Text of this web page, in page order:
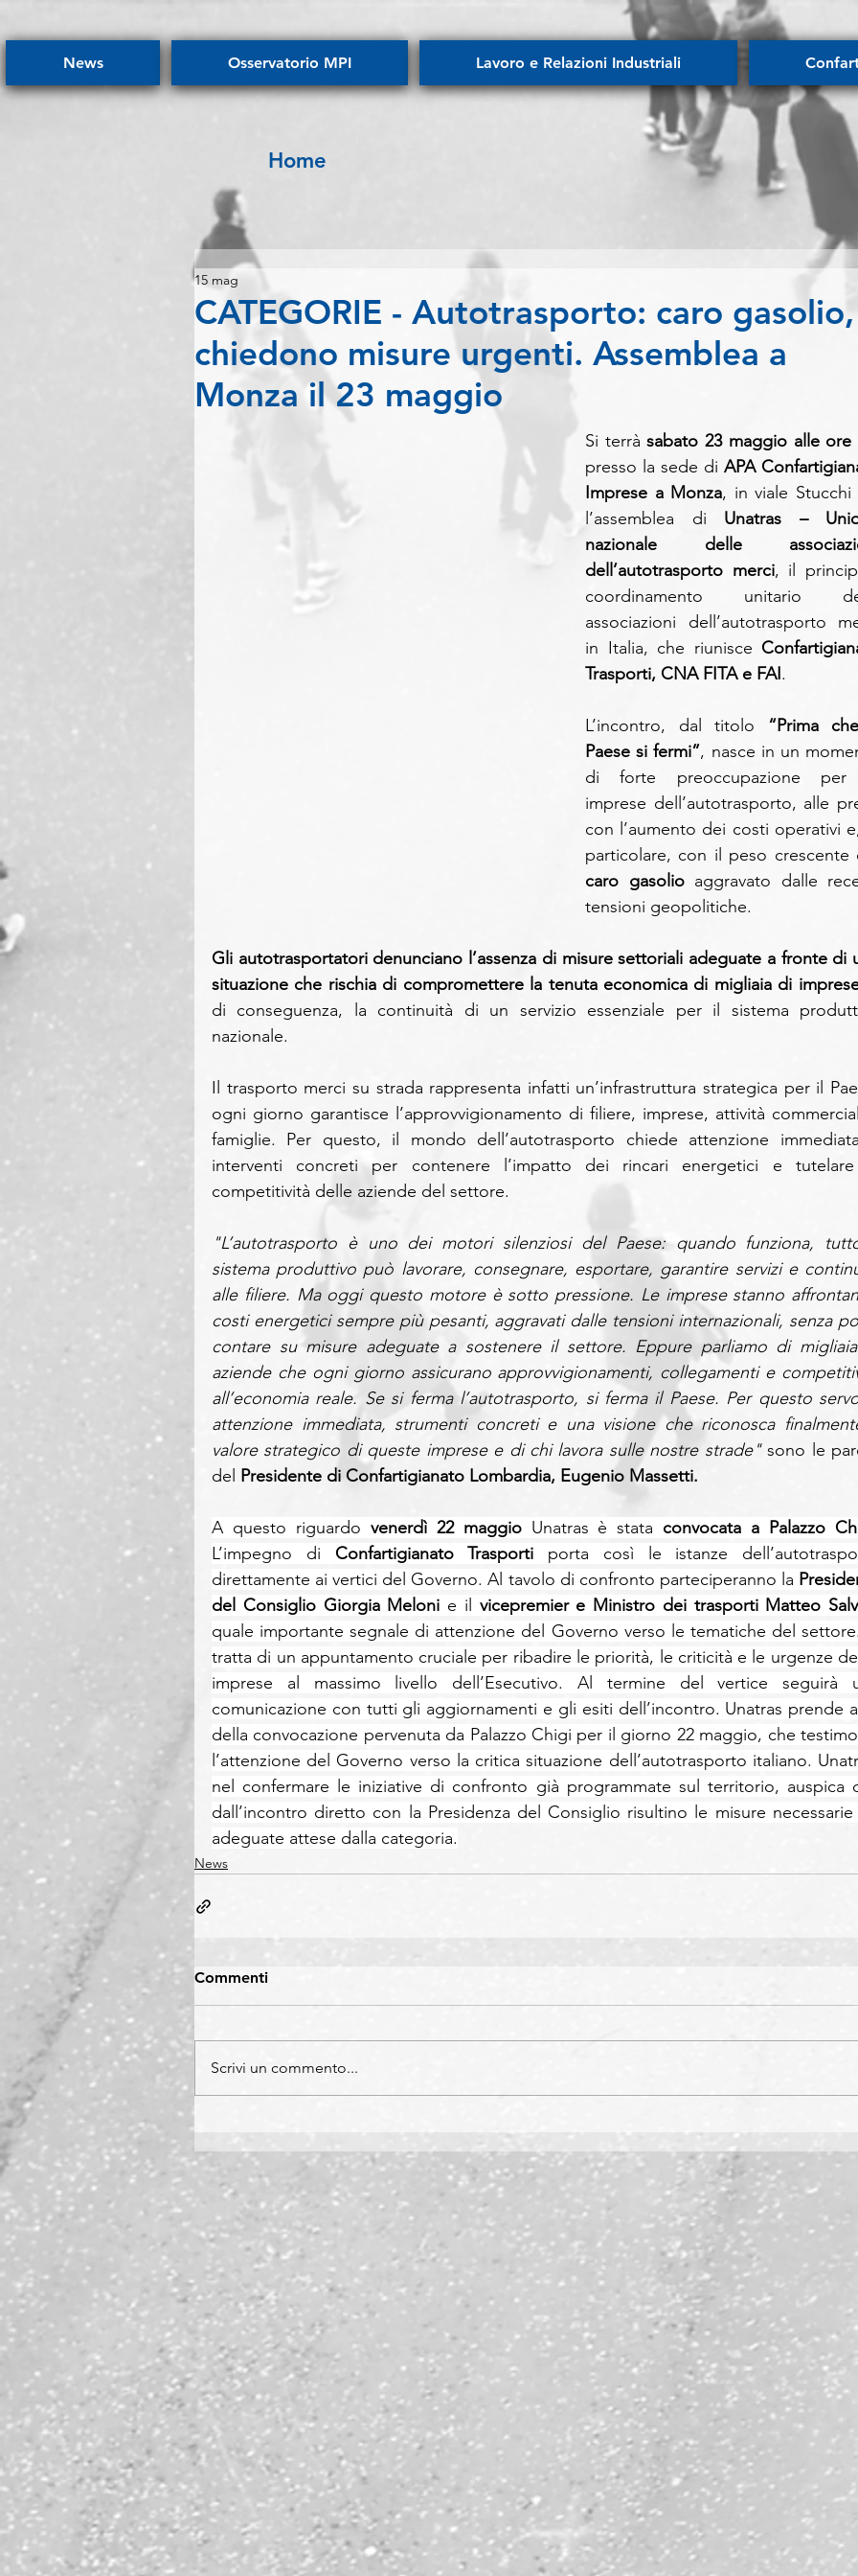
News Osservatorio MPI Lavoro e Relazioni Industriali
Home
CATEGORIE - Autotrasporto: caro
chiedono misure urgenti. Assemblea a
Monza il 23 maggio
15 mag
Si terrà sabato 23 maggio alle ore
presso la sede di APA
Imprese a Monza, in viale Stucchi
l’assemblea di Unatras –
nazionale delle
dell’autotrasporto merci, il
coordinamento unitario
associazioni dell’autotrasporto
in Italia, che riunisce
Trasporti, CNA FITA e FAI.
L’incontro, dal titolo “Prima
Paese si fermi”, nasce in un
di forte preoccupazione
imprese dell’autotrasporto, alle
con l’aumento dei costi operativi
caro gasolio aggravato dalle
tensioni geopolitiche.
Gli autotrasportatori denunciano l’assenza di misure settoriali adeguate a fronte di
situazione che rischia di compromettere la tenuta economica di migliaia di
di conseguenza, la continuità di un servizio essenziale per il sistema
nazionale.
Il trasporto merci su strada rappresenta infatti un’infrastruttura strategica per il
ogni giorno garantisce l’approvvigionamento di filiere, imprese, attività
famiglie. Per questo, il mondo dell’autotrasporto chiede attenzione
interventi concreti per contenere l’impatto dei rincari energetici e
competitività delle aziende del settore.
"L’autotrasporto è uno dei motori silenziosi del Paese: quando funziona,
sistema produttivo può lavorare, consegnare, esportare, garantire servizi e
alle filiere. Ma oggi questo motore è sotto pressione. Le imprese stanno
costi energetici sempre più pesanti, aggravati dalle tensioni internazionali, senza
contare su misure adeguate a sostenere il settore. Eppure parliamo di
aziende che ogni giorno assicurano approvvigionamenti, collegamenti e
all’economia reale. Se si ferma l’autotrasporto, si ferma il Paese. Per questo
attenzione immediata, strumenti concreti e una visione che riconosca
valore strategico di queste imprese e di chi lavora sulle nostre strade" sono le
del Presidente di Confartigianato Lombardia, Eugenio Massetti.
A questo riguardo venerdì 22 maggio Unatras è stata convocata a Palazzo
L’impegno di Confartigianato Trasporti porta così le istanze
direttamente ai vertici del Governo. Al tavolo di confronto parteciperanno la
del Consiglio Giorgia Meloni e il vicepremier e Ministro dei trasporti Matteo
quale importante segnale di attenzione del Governo verso le tematiche del
tratta di un appuntamento cruciale per ribadire le priorità, le criticità e le urgenze
imprese al massimo livello dell’Esecutivo. Al termine del vertice seguirà
comunicazione con tutti gli aggiornamenti e gli esiti dell’incontro. Unatras prende
della convocazione pervenuta da Palazzo Chigi per il giorno 22 maggio, che
l’attenzione del Governo verso la critica situazione dell’autotrasporto italiano.
nel confermare le iniziative di confronto già programmate sul territorio, auspica
dall’incontro diretto con la Presidenza del Consiglio risultino le misure necessarie
adeguate attese dalla categoria.
News
Commenti
Scrivi un commento...